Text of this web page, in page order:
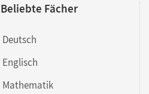
Beliebte Fächer
Deutsch
Englisch
Mathematik